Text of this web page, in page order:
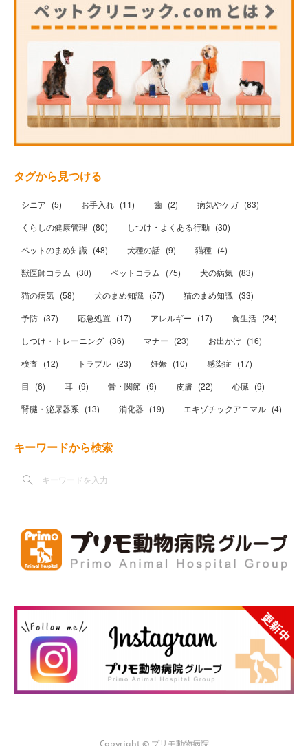
タグから見つける
シニア (5) お手入れ (11) 歯 (2) 病気やケガ (83)
くらしの健康管理 (80) しつけ・よくある行動 (30)
ペットのまめ知識 (48) 犬種の話 (9) 猫種 (4)
獣医師コラム (30) ペットコラム (75) 犬の病気 (83)
猫の病気 (58) 犬のまめ知識 (57) 猫のまめ知識 (33)
予防 (37) 応急処置 (17) アレルギー (17) 食生活 (24)
しつけ・トレーニング (36) マナー (23) お出かけ (16)
検査 (12) トラブル (23) 妊娠 (10) 感染症 (17)
目
(6) 耳 (9) 骨・関節 (9) 皮膚 (22) 心臓 (9)
腎臓・泌尿器系 (13) 消化器 (19) エキゾチックアニマル (4)
キーワードから検索
Copyright © プリモ動物病院